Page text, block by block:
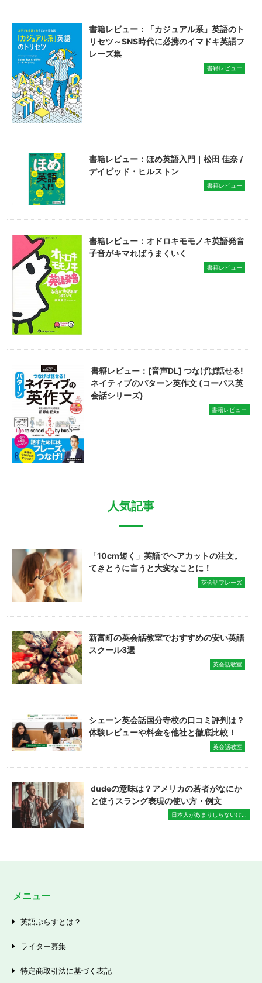
書籍レビュー：「カジュアル系」英語のト
リセツ～SNS時代に必携のイマドキ英語フ
レーズ集
書籍レビュー
書籍レビュー：ほめ英語入門｜松田 佳奈 /
デイビッド・ヒルストン
書籍レビュー
書籍レビュー：オドロキモモノキ英語発音
子音がキマればうまくいく
書籍レビュー
書籍レビュー：[音声DL] つなげば話せる!
ネイティブのパターン英作文 (コーパス英
会話シリーズ)
書籍レビュー
人気記事
「10cm短く」英語でヘアカットの注文。
てきとうに言うと大変なことに！
英会話フレーズ
新富町の英会話教室でおすすめの安い英語
スクール3選
英会話教室
シェーン英会話国分寺校の口コミ評判は？
体験レビューや料金を他社と徹底比較！
英会話教室
dudeの意味は？アメリカの若者がなにか
と使うスラング表現の使い方・例文
日本人があまりしらないけ...
メニュー
英語ぷらすとは？
ライター募集
特定商取引法に基づく表記